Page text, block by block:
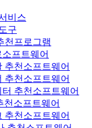
비스
구
천프로그램
프트웨어
추천소프트웨어
추천소프트웨어
터 추천소프트웨어
천소프트웨어
추천소프트웨어